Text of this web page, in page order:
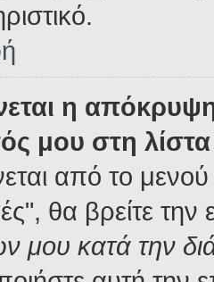
η
μου στη
από το
θα βρείτε την
μου κατά την